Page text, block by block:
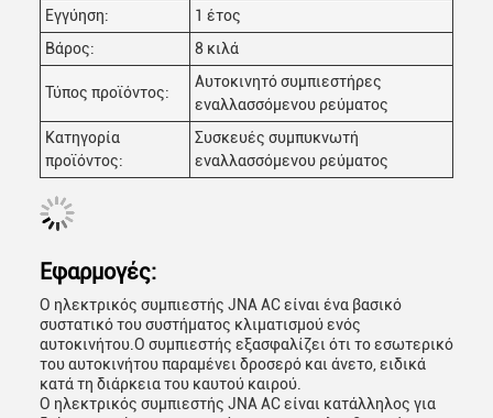
Εγγύηση:
1 έτος
Βάρος:
8 κιλά
Τύπος προϊόντος:
Αυτοκινητό συμπιεστήρες
εναλλασσόμενου ρεύματος
Κατηγορία
προϊόντος:
Συσκευές συμπυκνωτή
εναλλασσόμενου ρεύματος
Εφαρμογές:
Ο ηλεκτρικός συμπιεστής JNA AC είναι ένα βασικό
συστατικό του συστήματος κλιματισμού ενός
αυτοκινήτου.Ο συμπιεστής εξασφαλίζει ότι το εσωτερικό
του αυτοκινήτου παραμένει δροσερό και άνετο, ειδικά
κατά τη διάρκεια του καυτού καιρού.
Ο ηλεκτρικός συμπιεστής JNA AC είναι κατάλληλος για